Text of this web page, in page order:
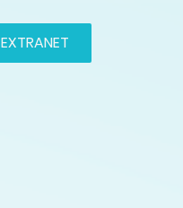
EXTRANET